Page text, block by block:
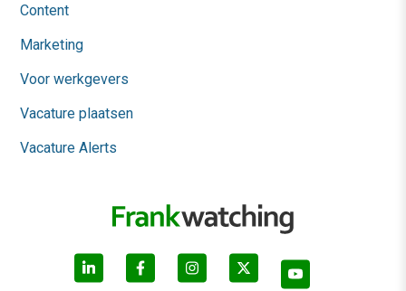
Content
Marketing
Voor werkgevers
Vacature plaatsen
Vacature Alerts